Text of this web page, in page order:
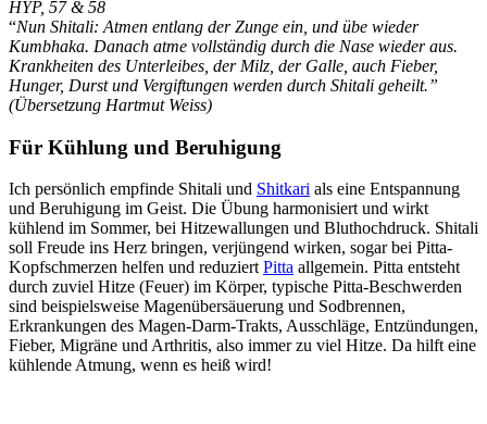
HYP, 57 & 58
“Nun Shitali: Atmen entlang der Zunge ein, und übe wieder
Kumbhaka. Danach atme vollständig durch die Nase wieder aus.
Krankheiten des Unterleibes, der Milz, der Galle, auch Fieber,
Hunger, Durst und Vergiftungen werden durch Shitali geheilt.”
(Übersetzung Hartmut Weiss)
Für Kühlung und Beruhigung
Ich persönlich empfinde Shitali und Shitkari als eine Entspannung
und Beruhigung im Geist. Die Übung harmonisiert und wirkt
kühlend im Sommer, bei Hitzewallungen und Bluthochdruck. Shitali
soll Freude ins Herz bringen, verjüngend wirken, sogar bei Pitta-
Kopfschmerzen helfen und reduziertPitta allgemein. Pitta entsteht
durch zuviel Hitze (Feuer) im Körper, typische Pitta-Beschwerden
sind beispielsweise Magenübersäuerung und Sodbrennen,
Erkrankungen des Magen-Darm-Trakts, Ausschläge, Entzündungen,
Fieber, Migräne und Arthritis, also immer zu viel Hitze. Da hilft eine
kühlende Atmung, wenn es heiß wird!